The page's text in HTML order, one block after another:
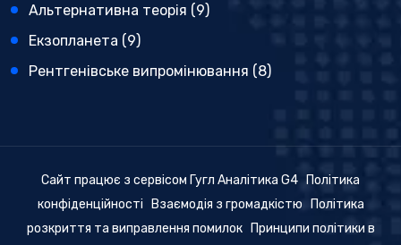
Альтернативна теорія (9)
Екзопланета (9)
Рентгенівське випромінювання (8)
Сайт працює з сервісом Гугл Аналітика G4
Політика
конфіденційності
Взаємодія з громадкістю
Політика
розкриття та виправлення помилок
Принципи політики в